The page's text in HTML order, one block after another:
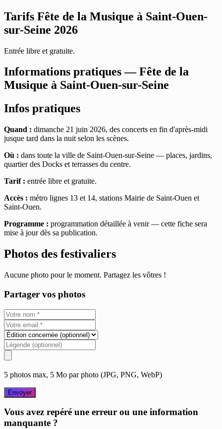
Tarifs Fête de la Musique à Saint-Ouen-
sur-Seine 2026
Entrée libre et gratuite.
Informations pratiques — Fête de la
Musique à Saint-Ouen-sur-Seine
Infos pratiques
Quand : dimanche 21 juin 2026, des concerts en fin d'après-midi
jusque tard dans la nuit selon les scènes.
Où : dans toute la ville de Saint-Ouen-sur-Seine — places, jardins,
quartier des Docks et terrasses du centre.
Tarif : entrée libre et gratuite.
Accès : métro lignes 13 et 14, stations Mairie de Saint-Ouen et
Saint-Ouen.
Programme : programmation détaillée à venir — cette fiche sera
mise à jour dès sa publication.
Photos des festivaliers
Aucune photo pour le moment. Partagez les vôtres !
Partager vos photos
5 photos max, 5 Mo par photo (JPG, PNG, WebP)
Envoyer
Vous avez repéré une erreur ou une information
manquante ?